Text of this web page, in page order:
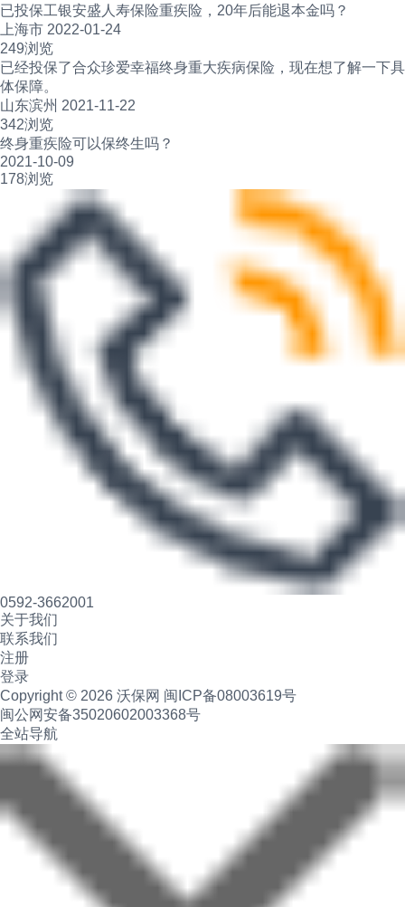
已投保工银安盛人寿保险重疾险，20年后能退本金吗？
上海市 2022-01-24
249浏览
已经投保了合众珍爱幸福终身重大疾病保险，现在想了解一下具
体保障。
山东滨州 2021-11-22
342浏览
终身重疾险可以保终生吗？
2021-10-09
178浏览
0592-3662001
关于我们
联系我们
注册
登录
Copyright © 2026 沃保网 闽ICP备08003619号
闽公网安备35020602003368号
全站导航